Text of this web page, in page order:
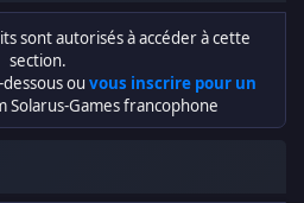
sont autorisés à accéder à cette
section.
ou vous inscrire pour un
Solarus-Games francophone